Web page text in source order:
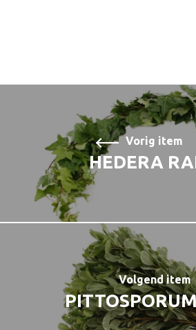
Vorig item
HEDERA
Volgend item